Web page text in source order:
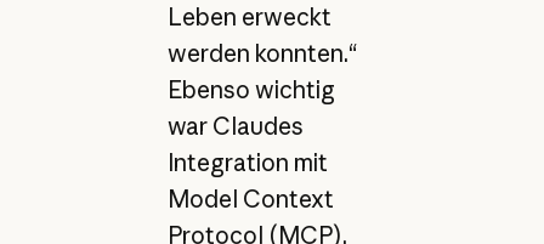
Leben erweckt
werden konnten.“
Ebenso wichtig
war Claudes
Integration mit
Model Context
Protocol (MCP),